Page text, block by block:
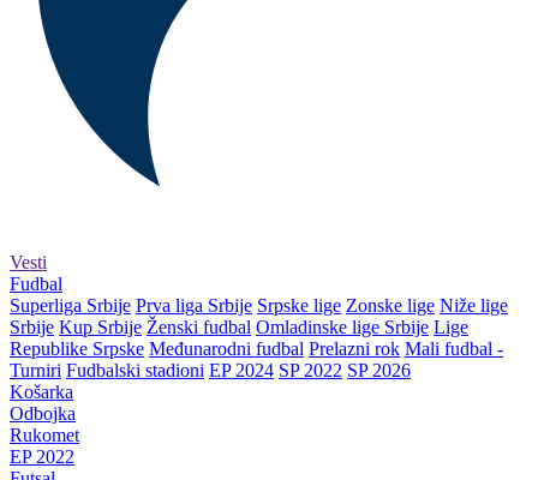
Vesti
Fudbal
Superliga Srbije Prva liga Srbije Srpske lige Zonske lige Niže lige
Srbije Kup Srbije Ženski fudbal Omladinske lige Srbije Lige
Republike Srpske Međunarodni fudbal Prelazni rok Mali fudbal -
Turniri Fudbalski stadioni EP 2024 SP 2022 SP 2026
Košarka
Odbojka
Rukomet
EP 2022